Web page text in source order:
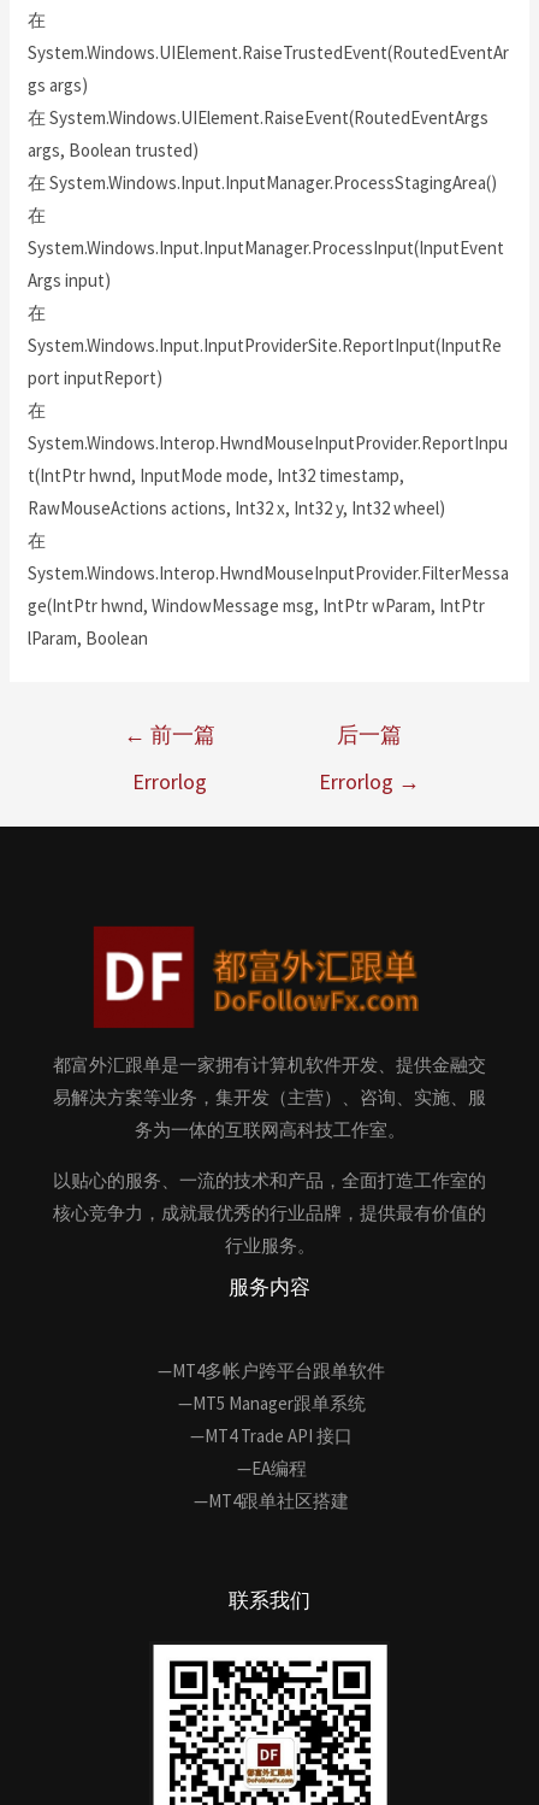
在
System.Windows.UIElement.RaiseTrustedEvent(RoutedEventAr
gs args)
在 System.Windows.UIElement.RaiseEvent(RoutedEventArgs
args, Boolean trusted)
在 System.Windows.Input.InputManager.ProcessStagingArea()
在
System.Windows.Input.InputManager.ProcessInput(InputEvent
Args input)
在
System.Windows.Input.InputProviderSite.ReportInput(InputRe
port inputReport)
在
System.Windows.Interop.HwndMouseInputProvider.ReportInpu
t(IntPtr hwnd, InputMode mode, Int32 timestamp,
RawMouseActions actions, Int32 x, Int32 y, Int32 wheel)
在
System.Windows.Interop.HwndMouseInputProvider.FilterMessa
ge(IntPtr hwnd, WindowMessage msg, IntPtr wParam, IntPtr
lParam, Boolean
← 前一篇
Errorlog
后一篇
Errorlog →
都富外汇跟单是一家拥有计算机软件开发、提供金融交
易解决方案等业务，集开发（主营）、咨询、实施、服
务为一体的互联网高科技工作室。
以贴心的服务、一流的技术和产品，全面打造工作室的
核心竞争力，成就最优秀的行业品牌，提供最有价值的
行业服务。
服务内容
—MT4多帐户跨平台跟单软件
—MT5 Manager跟单系统
—MT4 Trade API 接口
—EA编程
—MT4跟单社区搭建
联系我们